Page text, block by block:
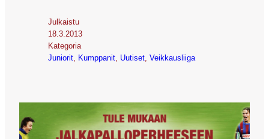
Julkaistu
18.3.2013
Kategoria
Juniorit Kumppanit Uutiset Veikkausliiga